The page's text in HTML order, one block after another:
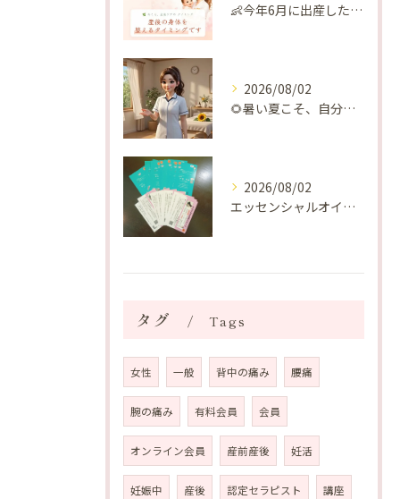
👶今年6月に出産したママへ♡
2026/08/02
🌻暑い夏こそ、自分の身体を整える時間を♡
2026/08/02
エッセンシャルオイルプレゼントご当選番号発表 2026年8月
タグ Tags
女性 一般 背中の痛み 腰痛
腕の痛み 有料会員 会員
オンライン会員 産前産後 妊活
妊娠中 産後 認定セラピスト 講座